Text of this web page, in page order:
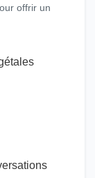
offrir un